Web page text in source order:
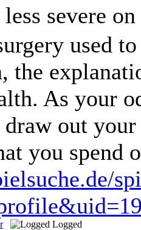
severe
used
the
As your
draw out
you spend
Logged